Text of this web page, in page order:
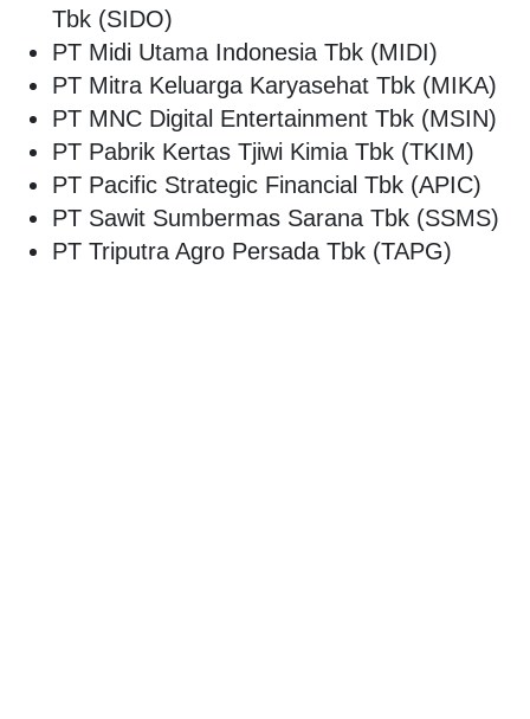
Tbk (SIDO)
PT Midi Utama Indonesia Tbk (MIDI)
PT Mitra Keluarga Karyasehat Tbk (MIKA)
PT MNC Digital Entertainment Tbk (MSIN)
PT Pabrik Kertas Tjiwi Kimia Tbk (TKIM)
PT Pacific Strategic Financial Tbk (APIC)
PT Sawit Sumbermas Sarana Tbk (SSMS)
PT Triputra Agro Persada Tbk (TAPG)